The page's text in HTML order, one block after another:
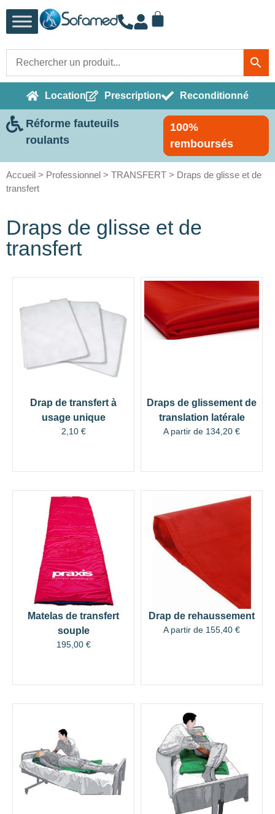
Location Prescription Reconditionné
Réforme fauteuils
roulants
100%
remboursés
Accueil > Professionnel > TRANSFERT > Draps de glisse et de
transfert
Draps de glisse et de
transfert
Drap de transfert à
usage unique
2,10 €
Draps de glissement de
translation latérale
A partir de 134,20 €
Matelas de transfert
souple
195,00 €
Drap de rehaussement
A partir de 155,40 €